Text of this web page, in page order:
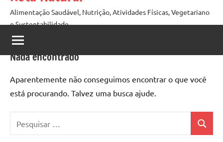
Alimentação Saudável, Nutrição, Atividades Físicas, Vegetariano
e Sustentabilidade
Nada encontrado
Aparentemente não conseguimos encontrar o que você
está procurando. Talvez uma busca ajude.
por: